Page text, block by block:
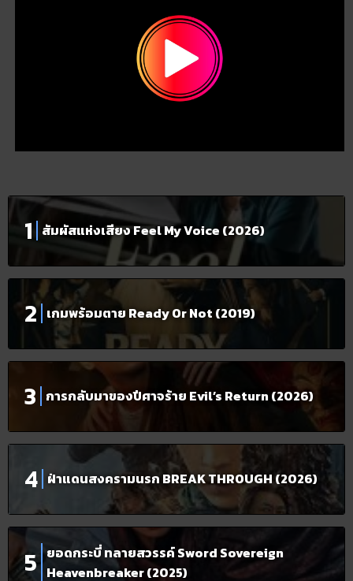
สัมผัสแห่งเสียง Feel My Voice (2026)
เกมพร้อมตาย Ready Or Not (2019)
การกลับมาของปีศาจร้าย Evil’s Return (2026)
ฝ่าแดนสงครามนรก BREAK THROUGH (2026)
ยอดกระบี่ ทลายสวรรค์ Sword Sovereign
Heavenbreaker (2025)